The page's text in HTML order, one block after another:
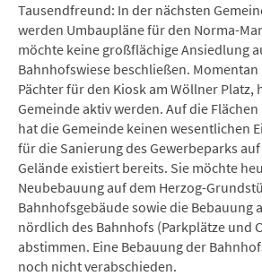
Tausendfreund: In der nächsten
werden Umbaupläne für den Norma-
möchte keine großflächige Ansiedlung
Bahnhofswiese beschließen. Momentan
Pächter für den Kiosk am Wöllner Platz,
Gemeinde aktiv werden. Auf die
hat die Gemeinde keinen wesentlichen
für die Sanierung des Gewerbeparks
Gelände existiert bereits. Sie möchte
Neubebauung auf dem Herzog-
Bahnhofsgebäude sowie die Bebauung
nördlich des Bahnhofs (Parkplätze und
abstimmen. Eine Bebauung der
noch nicht verabschieden.